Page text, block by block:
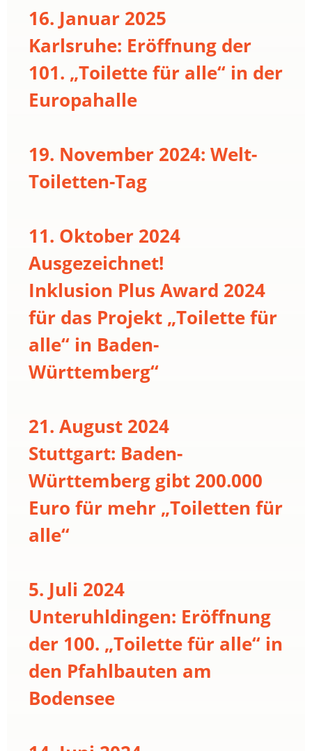
16. Januar 2025
Karlsruhe: Eröffnung der
101. „Toilette für alle“ in der
Europahalle
19. November 2024: Welt-
Toiletten-Tag
11. Oktober 2024
Ausgezeichnet!
Inklusion Plus Award 2024
für das Projekt „Toilette für
alle“ in Baden-
Württemberg“
21. August 2024
Stuttgart: Baden-
Württemberg gibt 200.000
Euro für mehr „Toiletten für
alle“
5. Juli 2024
Unteruhldingen: Eröffnung
der 100. „Toilette für alle“ in
den Pfahlbauten am
Bodensee